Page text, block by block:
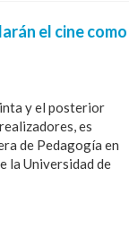
el cine como
y el posterior
es
de Pedagogía en
la Universidad de